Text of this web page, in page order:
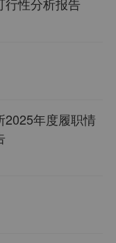
行性分析报告
年度履职情